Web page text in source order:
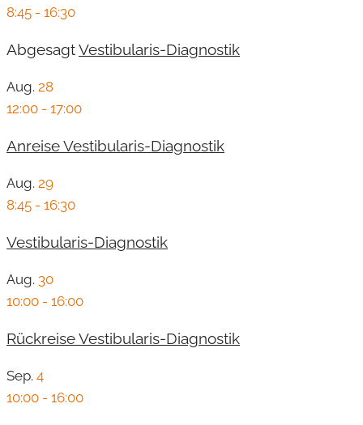
8:45 - 16:30
AbgesagtVestibularis-Diagnostik
Aug. 28
12:00 - 17:00
Anreise Vestibularis-Diagnostik
Aug. 29
8:45 - 16:30
Vestibularis-Diagnostik
Aug. 30
10:00 - 16:00
Rückreise Vestibularis-Diagnostik
Sep. 4
10:00 - 16:00